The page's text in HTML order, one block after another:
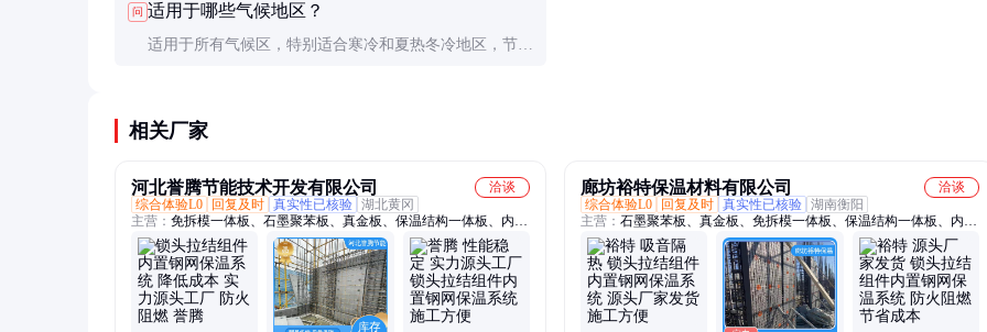
问 适用于哪些气候地区？
适用于所有气候区，特别适合寒冷和夏热冬冷地区，节能
相关厂家
河北誉腾节能技术开发有限公司
洽谈
综合体验L0
回复及时 真实性已核验 湖北黄冈
主营： 免拆模一体板、石墨聚苯板、真金板、保温结构一体板、内置
保温结构一体板、钢丝网架保温一体板、聚氨酯保温板、聚合聚苯板
廊坊裕特保温材料有限公司
洽谈
综合体验L0
回复及时 真实性已核验 湖南衡阳
主营： 石墨聚苯板、真金板、免拆模一体板、保温结构一体板、内置
保温一体板、聚氨酯保温板、聚合聚苯板、挤塑板